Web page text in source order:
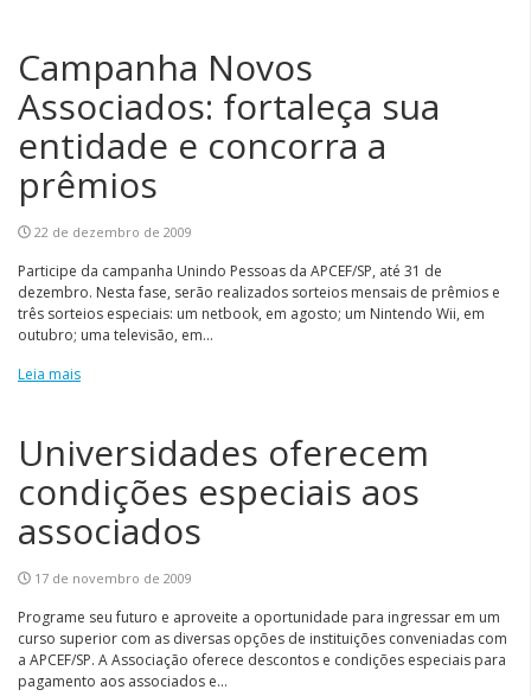
Campanha Novos
Associados: fortaleça sua
entidade e concorra a
prêmios
22 de dezembro de 2009
Participe da campanha Unindo Pessoas da APCEF/SP, até 31 de
dezembro. Nesta fase, serão realizados sorteios mensais de prêmios e
três sorteios especiais: um netbook, em agosto; um Nintendo Wii, em
outubro; uma televisão, em...
Leia mais
Universidades oferecem
condições especiais aos
associados
17 de novembro de 2009
Programe seu futuro e aproveite a oportunidade para ingressar em um
curso superior com as diversas opções de instituições conveniadas com
a APCEF/SP. A Associação oferece descontos e condições especiais para
pagamento aos associados e...